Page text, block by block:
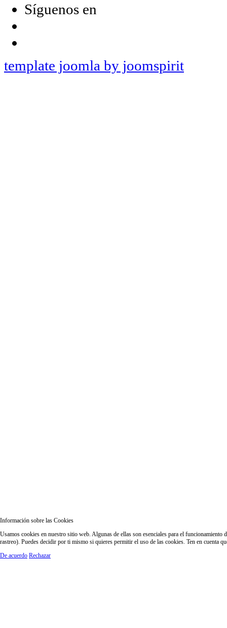
Síguenos en
template joomla by joomspirit
Información sobre las Cookies
Usamos cookies en nuestro sitio web. Algunas de ellas son esenciales para el
rastreo). Puedes decidir por ti mismo si quieres permitir el uso de las cookies. Ten en cuenta
De acuerdo Rechazar